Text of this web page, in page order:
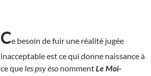
Ce besoin de fuir une réalité jugée
inacceptable est ce qui donne naissance à
ce que les psy éso nommentLe Moi-